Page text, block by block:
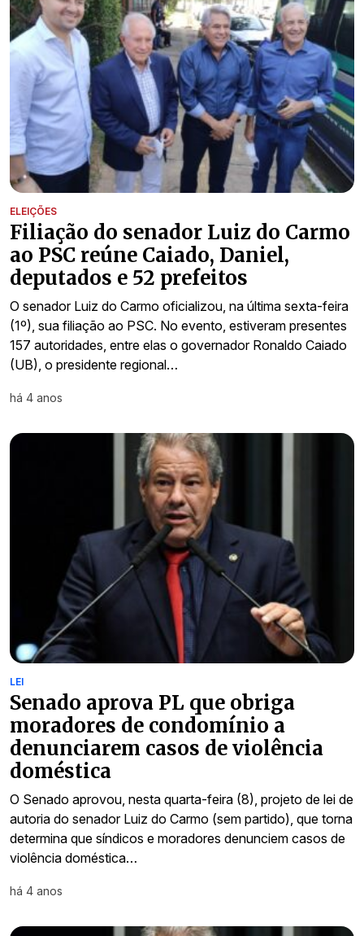
ELEIÇÕES
Filiação do senador Luiz do Carmo
ao PSC reúne Caiado, Daniel,
deputados e 52 prefeitos
O senador Luiz do Carmo oficializou, na última sexta-feira
(1º), sua filiação ao PSC. No evento, estiveram presentes
157 autoridades, entre elas o governador Ronaldo Caiado
(UB), o presidente regional…
há 4 anos
LEI
Senado aprova PL que obriga
moradores de condomínio a
denunciarem casos de violência
doméstica
O Senado aprovou, nesta quarta-feira (8), projeto de lei de
autoria do senador Luiz do Carmo (sem partido), que torna
determina que síndicos e moradores denunciem casos de
violência doméstica…
há 4 anos